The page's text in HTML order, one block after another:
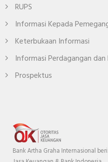
RUPS
Informasi Kepada
Keterbukaan Informasi
Informasi Perdagangan
Prospektus
Bank Artha Graha Internasional